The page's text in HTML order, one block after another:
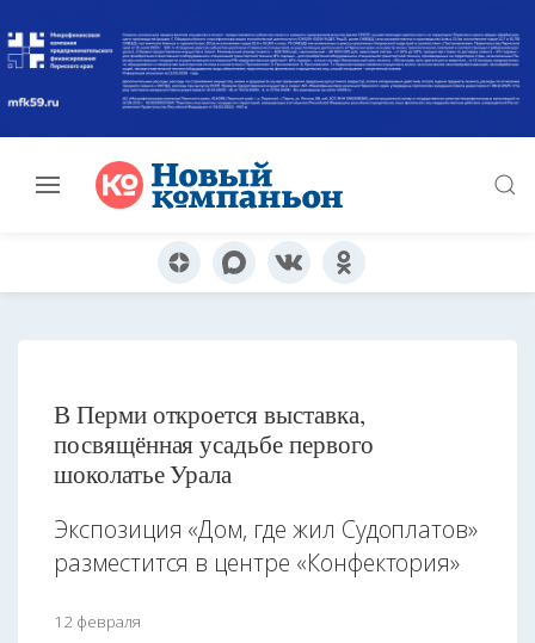
В Перми откроется выставка,
посвящённая усадьбе первого
шоколатье Урала
Экспозиция «Дом, где жил Судоплатов»
разместится в центре «Конфектория»
12 февраля